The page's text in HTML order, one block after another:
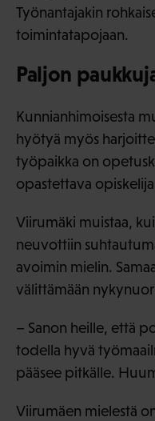
Työnantajakin
toimintatapojaan.
Paljon
Kunnianhimoisesta
hyötyä myös
työpaikka on
opastettava
Viirumäki muistaa,
neuvottiin
avoimin mielin.
välittämään
– Sanon heille, että
todella hyvä
pääsee pitkälle.
Viirumäen mielestä